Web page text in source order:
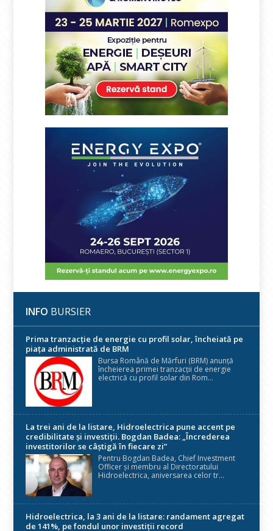
INFO BURSIER
Prima tranzacție de energie cu profil solar, încheiată pe
piața administrată de BRM
Bursa Română de Mărfuri (BRM) anunță
încheierea primei tranzacții de energie
electrică cu profil solar din Rom...
La trei ani de la listare, Hidroelectrica pune accent pe
credibilitate și investiții. Bogdan Badea: „Încrederea
investitorilor se câștigă în fiecare zi”
Pentru Bogdan Badea, Chief Investment
Officer și membru al Directoratului
Hidroelectrica, aniversarea celor tr...
Hidroelectrica, la 3 ani de la listare: randament agregat
de 141%, pe fondul unor investiții record